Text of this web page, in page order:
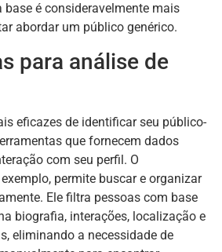
base é consideravelmente mais
abordar um público genérico.
para análise de
eficazes de identificar seu público-
que fornecem dados
com seu perfil. O
exemplo, permite buscar e organizar
Ele filtra pessoas com base
biografia, interações, localização e
eliminando a necessidade de